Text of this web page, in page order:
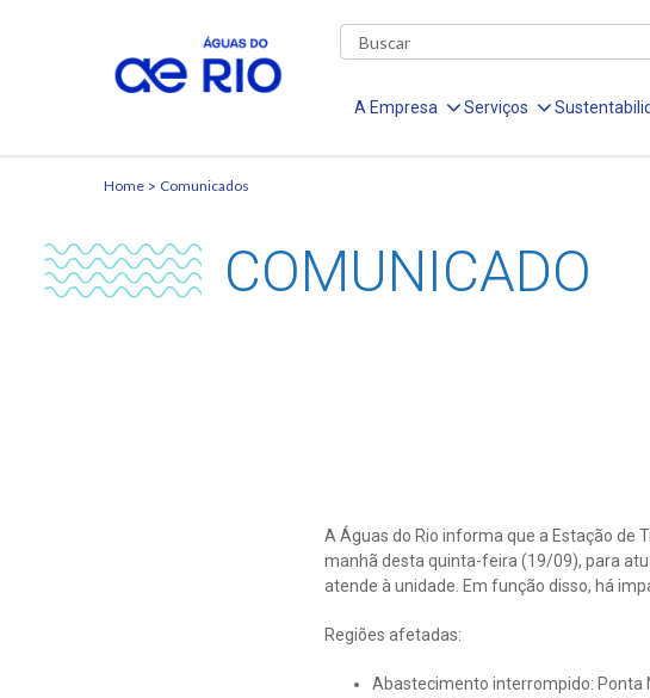
A Empresa Serviços
Home Comunicados
COMUNICADO
A Águas do Rio informa que a Estação de
manhã desta quinta-feira (19/09), para
atende à unidade. Em função disso, há
Regiões afetadas:
Abastecimento interrompido: Ponta